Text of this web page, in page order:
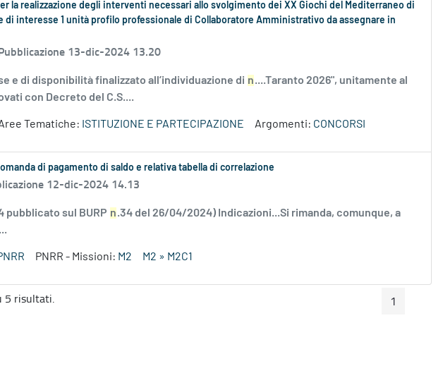
la realizzazione degli interventi necessari allo svolgimento dei XX Giochi del Mediterraneo di
di interesse 1 unità profilo professionale di Collaboratore Amministrativo da assegnare in
13-dic-2024 13.20
e di disponibilità finalizzato all’individuazione di n....Taranto 2026", unitamente al
con Decreto del C.S....
Tematiche: ISTITUZIONE E PARTECIPAZIONE Argomenti: CONCORSI
di pagamento di saldo e relativa tabella di correlazione
12-dic-2024 14.13
pubblicato sul BURP n.34 del 26/04/2024) Indicazioni...Si rimanda, comunque, a
PNRR - Missioni: M2 M2 » M2C1
5 risultati. PaginaPagina
1